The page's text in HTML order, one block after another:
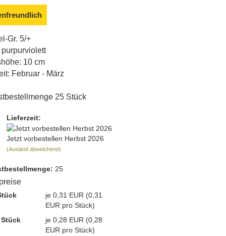
Gr. 5/+
10 cm
Februar - März
25 Stück
Lieferzeit:
Jetzt vorbestellen Herbst 2026
(Ausland abweichend)
25
je 0,31 EUR (0,31
EUR pro Stück)
Stück
je 0,28 EUR (0,28
EUR pro Stück)